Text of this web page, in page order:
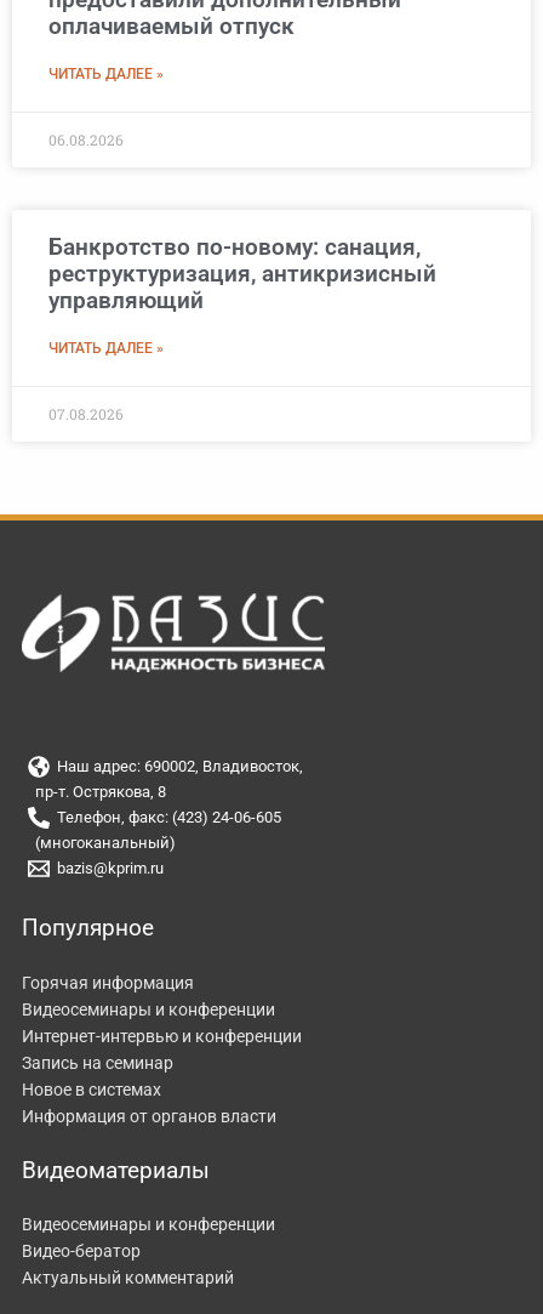
оплачиваемый отпуск
ЧИТАТЬ ДАЛЕЕ »
06.08.2026
Банкротство по-новому: санация,
реструктуризация, антикризисный
управляющий
ЧИТАТЬ ДАЛЕЕ »
07.08.2026
Наш адрес: 690002, Владивосток,
пр-т. Острякова, 8
Телефон, факс: (423) 24-06-605
(многоканальный)
bazis@kprim.ru
Популярное
Горячая информация
Видеосеминары и конференции
Интернет-интервью и конференции
Запись на семинар
Новое в системах
Информация от органов власти
Видеоматериалы
Видеосеминары и конференции
Видео-бератор
Актуальный комментарий